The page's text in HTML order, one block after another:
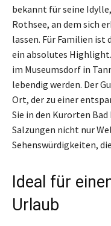
bekannt für seine
Rothsee, an dem sich
lassen. Für Familien
ein absolutes
im Museumsdorf in
lebendig werden. Der
Ort, der zu einer
Sie in den Kurorten Bad
Salzungen nicht nur
Sehenswürdigkeiten,
Ideal für
Urlaub